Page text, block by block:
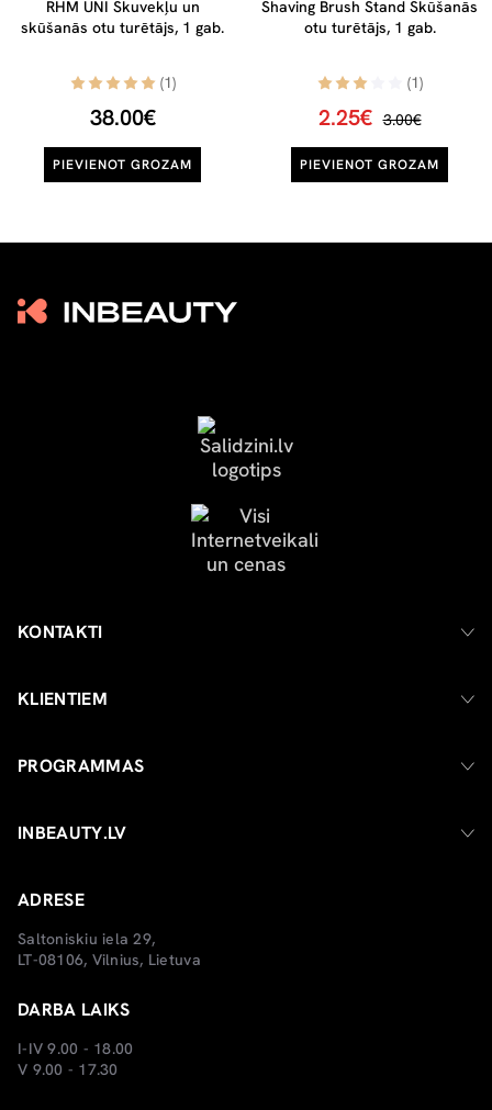
RHM UNI Skuvekļu un
skūšanās otu turētājs, 1 gab.
(1)
38.00€
PIEVIENOT GROZAM
Shaving Brush Stand Skūšanās
otu turētājs, 1 gab.
(1)
2.25€ 3.00€
PIEVIENOT GROZAM
KONTAKTI
KLIENTIEM
PROGRAMMAS
INBEAUTY.LV
ADRESE
Saltoniskiu iela 29,
LT-08106, Vilnius, Lietuva
DARBA LAIKS
I-IV 9.00 - 18.00
V 9.00 - 17.30